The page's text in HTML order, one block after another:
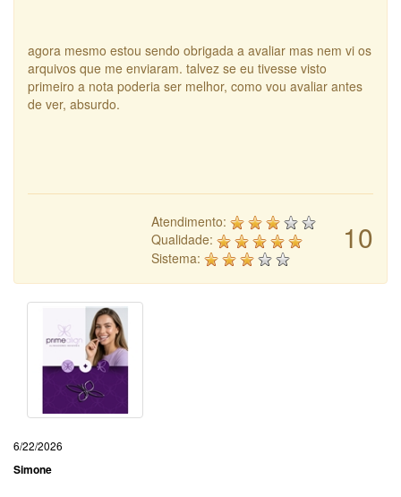
agora mesmo estou sendo obrigada a avaliar mas nem vi os
arquivos que me enviaram. talvez se eu tivesse visto
primeiro a nota poderia ser melhor, como vou avaliar antes
de ver, absurdo.
10
Atendimento:
Qualidade:
Sistema:
6/22/2026
Simone